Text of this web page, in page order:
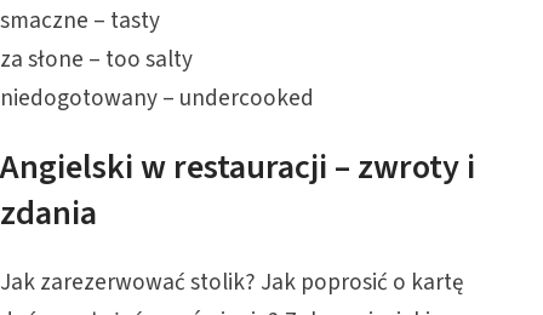
smaczne – tasty
za słone – too salty
niedogotowany – undercooked
Angielski w restauracji – zwroty i
zdania
Jak zarezerwować stolik? Jak poprosić o kartę